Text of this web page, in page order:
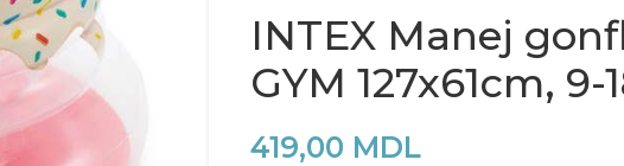
INTEX Manej
GYM 127x61cm, 9-
419,00 MDL